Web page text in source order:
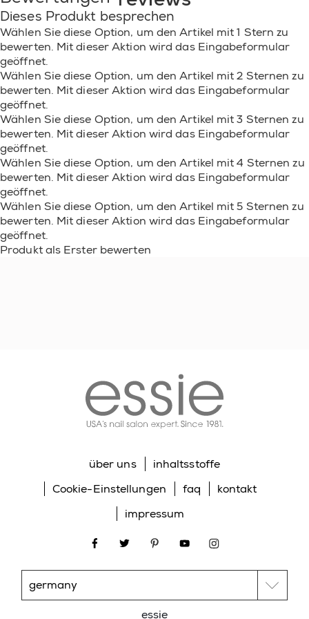
ACETOPHENONE/OXYMETHYLENE COPOLYMER •
SYNTHETIC FLUORPHLOGOPITE • DIMETHICONE •
CALCIUM SODIUM BOROSILICATE • BARIUM
SULFATE • CITRIC ACID • SILICA • CALCIUM
ALUMINUM BOROSILICATE • OXIDIZED
POLYETHYLENE • ACETYL TRIBUTYL CITRATE •
COLOPHONIUM / ROSIN •
NORBORNANEDIAMINE/RESORCINOL DIGLYCIDYL
ETHER CROSSPOLYMER • PHTHALIC
ANHYDRIDE/GLYCERIN/GLYCIDYL DECANOATE
COPOLYMER • MAGNESIUM SILICATE •
DIPROPYLENE GLYCOL DIBENZOATE • SUCROSE
ACETATE ISOBUTYRATE • SILICA [NANO] / SILICA •
TIN OXIDE • ALUMINUM HYDROXIDE •
TRIETHOXYSILYLETHYL
POLYDIMETHYLSILOXYETHYL DIMETHICONE •
ISOPROPYL TITANIUM TRIISOSTEARATE •
ALCOHOL DENAT. • ACETONE • ALUMINA • CI
77002 / ALUMINUM HYDROXIDE ● [+/- MAY
CONTAIN: CI 77891 / TITANIUM DIOXIDE • CI 19140 /
• CI 60725 / VIOLET 2 • CI 77400 / BRONZE
POWDER • CI 77400 / COPPER POWDER • CI 60730
/ EXT. VIOLET 2 • CI 45370 / ORANGE 5 • CI 45380 /
RED 22]. (F.I.L. Z48596/62).
Dieses Produkt besprechen
Wählen Sie diese Option, um den Artikel mit 1 Stern zu
bewerten. Mit dieser Aktion wird das Eingabeformular
geöffnet.
Wählen Sie diese Option, um den Artikel mit 2 Sternen zu
bewerten. Mit dieser Aktion wird das Eingabeformular
geöffnet.
Wählen Sie diese Option, um den Artikel mit 3 Sternen zu
bewerten. Mit dieser Aktion wird das Eingabeformular
geöffnet.
Wählen Sie diese Option, um den Artikel mit 4 Sternen zu
bewerten. Mit dieser Aktion wird das Eingabeformular
geöffnet.
Wählen Sie diese Option, um den Artikel mit 5 Sternen zu
bewerten. Mit dieser Aktion wird das Eingabeformular
geöffnet.
Produkt als Erster bewerten
über uns
inhaltsstoffe
Cookie-Einstellungen
faq
kontakt
impressum
facebooktwitter pinterestyoutubeinstagram
essie